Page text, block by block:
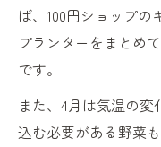
ば、100円ショップの
プランターをまとめ
です。
また、4月は気温の
込む必要がある野菜